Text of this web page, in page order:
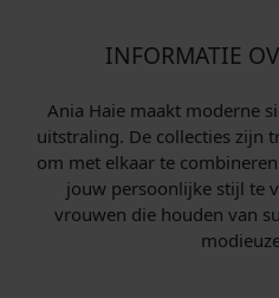
INFORMATIE
Ania Haie maakt moderne
uitstraling. De collecties zijn
om met elkaar te
jouw persoonlijke stijl te
vrouwen die houden van